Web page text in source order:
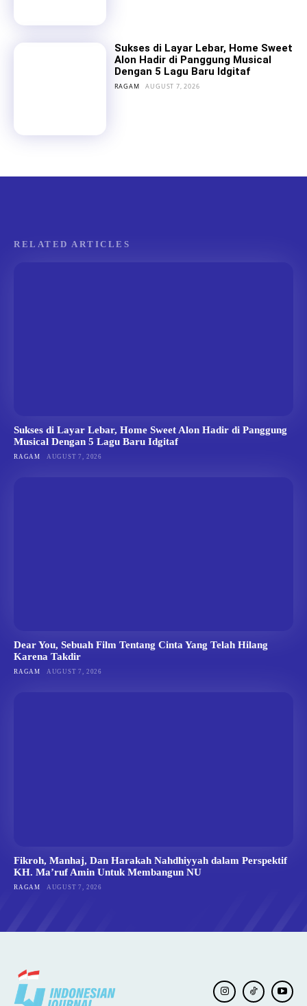
Sukses di Layar Lebar, Home Sweet
Alon Hadir di Panggung Musical
Dengan 5 Lagu Baru Idgitaf
RAGAM AUGUST 7, 2026
RELATED ARTICLES
Sukses di Layar Lebar, Home Sweet Alon Hadir di Panggung
Musical Dengan 5 Lagu Baru Idgitaf
RAGAM AUGUST 7, 2026
Dear You, Sebuah Film Tentang Cinta Yang Telah Hilang
Karena Takdir
RAGAM AUGUST 7, 2026
Fikroh, Manhaj, Dan Harakah Nahdhiyyah dalam Perspektif
KH. Ma’ruf Amin Untuk Membangun NU
RAGAM AUGUST 7, 2026